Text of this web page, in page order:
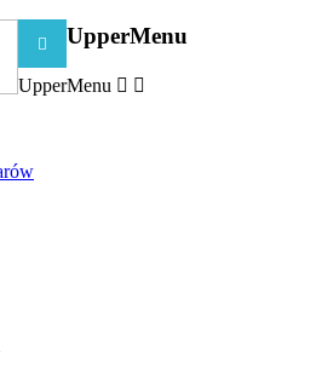
 UpperMenu
UpperMenu  